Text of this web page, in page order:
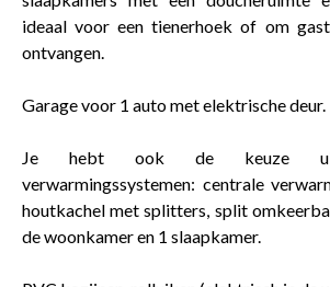
ideaal voor een tienerhoek of om
ontvangen.
Garage voor 1 auto met elektrische deur.
Je hebt ook de keuze uit
verwarmingssystemen: centrale
houtkachel met splitters, split
de woonkamer en 1 slaapkamer.